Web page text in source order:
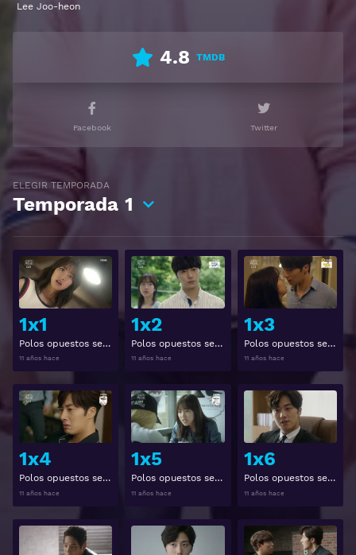
Lee Joo-heon
4.8 TMDB
Facebook Twitter
ELEGIR TEMPORADA
Temporada 1
1x1
Polos opuestos se atraen 1x1
11 años hace
Ver
1x2
Polos opuestos se atraen 1x2
11 años hace
Ver
1x3
Polos opuestos se atraen 1x3
11 años hace
1x4
Polos opuestos se atraen 1x4
11 años hace
Ver
1x5
Polos opuestos se atraen 1x5
11 años hace
Ver
1x6
Polos opuestos se atraen 1x6
11 años hace
Ver